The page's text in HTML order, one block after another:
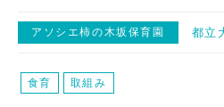
アソシエ柿の木坂保育園 都立
食育 取組み